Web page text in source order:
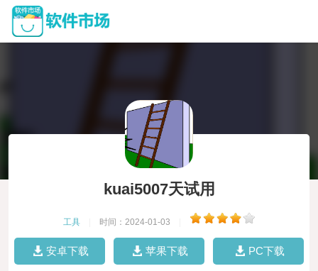
kuai5007天试用
工具 时间：2024-01-03
安卓下载 苹果下载 PC下载